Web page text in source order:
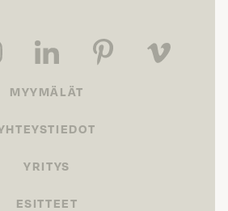
MYYMÄLÄT
YRITYS
ESITTEET